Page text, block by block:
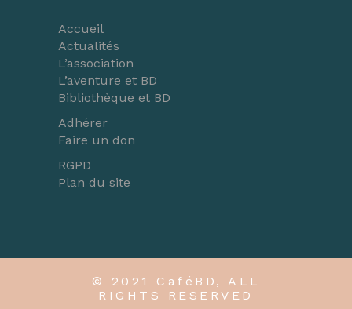
Accueil
Actualités
L’association
L’aventure et BD
Bibliothèque et BD
Adhérer
Faire un don
RGPD
Plan du site
© 2021 CaféBD, ALL
RIGHTS RESERVED